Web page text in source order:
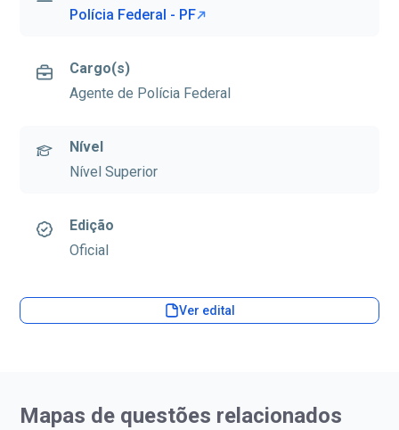
Polícia Federal - PF
Cargo(s)
Agente de Polícia Federal
Nível
Nível Superior
Edição
Oficial
Ver edital
Mapas de questões relacionados